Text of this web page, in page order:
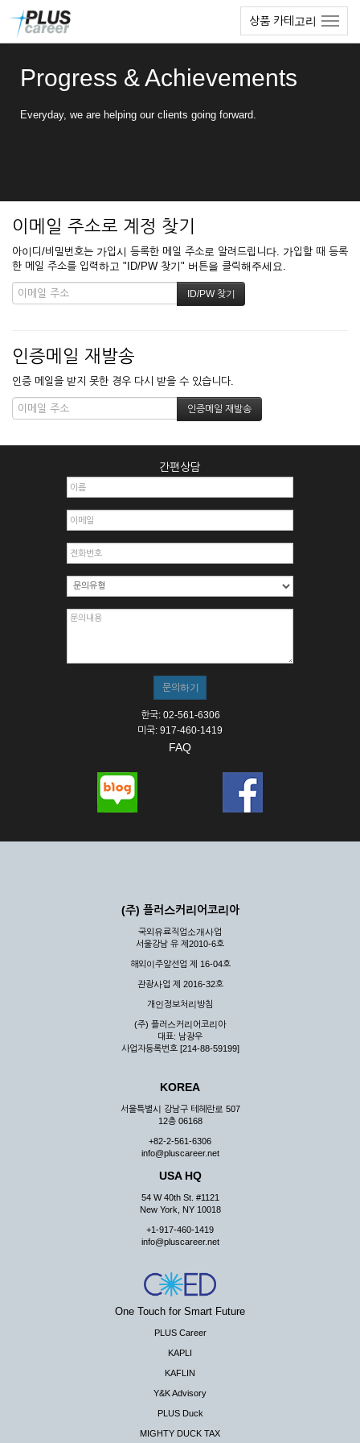
상품 카테고리
Progress & Achievements
Everyday, we are helping our clients going forward.
이메일 주소로 계정 찾기
아이디/비밀번호는 가입시 등록한 메일 주소로 알려드립니다. 가입할 때 등록
한 메일 주소를 입력하고 "ID/PW 찾기" 버튼을 클릭해주세요.
인증메일 재발송
인증 메일을 받지 못한 경우 다시 받을 수 있습니다.
간편상담
한국: 02-561-6306
미국: 917-460-1419
FAQ
(주) 플러스커리어코리아
국외유료직업소개사업
서울강남 유 제2010-6호
해외이주알선업 제 16-04호
관광사업 제 2016-32호
개인정보처리방침
(주) 플러스커리어코리아
대표: 남광우
사업자등록번호 [214-88-59199]
KOREA
서울특별시 강남구 테헤란로 507
12층 06168
+82-2-561-6306
info@pluscareer.net
USA HQ
54 W 40th St. #1121
New York, NY 10018
+1-917-460-1419
info@pluscareer.net
One Touch for Smart Future
PLUS Career
KAPLI
KAFLIN
Y&K Advisory
PLUS Duck
MIGHTY DUCK TAX